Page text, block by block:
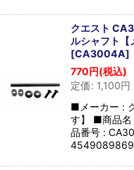
クエスト
ルシャフト【
[CA3004A]
770円(税込)
定価: 1,100円
■メーカー :
す】 ■商品
品番号 :